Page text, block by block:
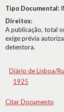
Tipo Documental:
Direitos:
A publicação, total
exige prévia
detentora.
Diário de Lisboa/
1925
Citar Documento